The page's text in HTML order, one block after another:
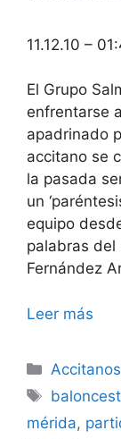
11.12.10 –
El Grupo
enfrentarse
apadrinado
accitano se
la pasada
un
equipo
palabras
Fernández
Leer más
Categorías
Accitanos
Etiquetas
mérida,